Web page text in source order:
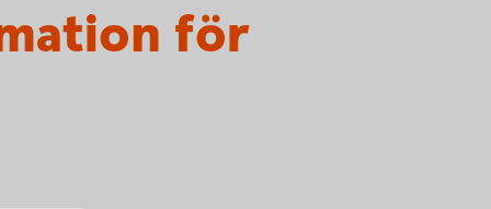
för